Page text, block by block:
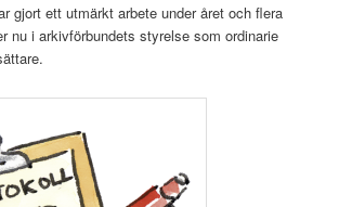
gjort ett utmärkt arbete under året och flera
nu i arkivförbundets styrelse som ordinarie